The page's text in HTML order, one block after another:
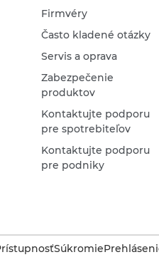
Firmvéry
Často kladené otázky
Servis a oprava
Zabezpečenie
produktov
Kontaktujte podporu
pre spotrebiteľov
Kontaktujte podporu
pre podniky
Súkromie